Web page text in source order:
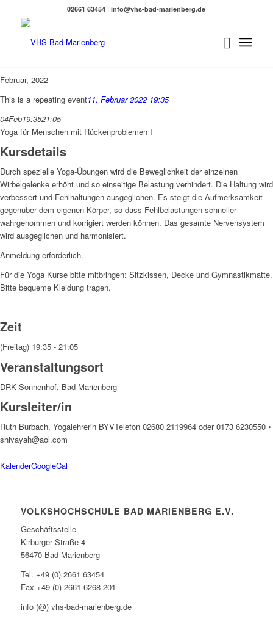
02661 63454 | info@vhs-bad-marienberg.de
Februar, 2022
This is a repeating event11. Februar 2022 19:35
04Feb19:3521:05
Yoga für Menschen mit Rückenproblemen I
Kursdetails
Durch spezielle Yoga-Übungen wird die Beweglichkeit der einzelnen
Wirbelgelenke erhöht und so einseitige Belastung verhindert. Die Haltung wird
verbessert und Fehlhaltungen ausgeglichen. Es steigt die Aufmerksamkeit
gegenüber dem eigenen Körper, so dass Fehlbelastungen schneller
wahrgenommen und korrigiert werden können. Das gesamte Nervensystem
wird ausgeglichen und harmonisiert.
Anmeldung erforderlich.
Für die Yoga Kurse bitte mitbringen: Sitzkissen, Decke und Gymnastikmatte.
Bitte bequeme Kleidung tragen.
Zeit
(Freitag) 19:35 - 21:05
Veranstaltungsort
DRK Sonnenhof, Bad Marienberg
Kursleiter/in
Ruth Burbach, Yogalehrerin BYVTelefon 02680 2119964 oder 0173 6230550 •
shivayah@aol.com
KalenderGoogleCal
VOLKSHOCHSCHULE BAD MARIENBERG E.V.
Geschäftsstelle
Kirburger Straße 4
56470 Bad Marienberg
Tel. +49 (0) 2661 63454
Fax +49 (0) 2661 6268 201
info (@) vhs-bad-marienberg.de